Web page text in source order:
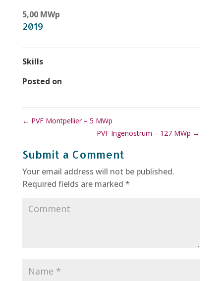
5,00 MWp
2019
Skills
Posted on
← PVF Montpellier – 5 MWp
PVF Ingenostrum – 127 MWp →
Submit a Comment
Your email address will not be published.
Required fields are marked *